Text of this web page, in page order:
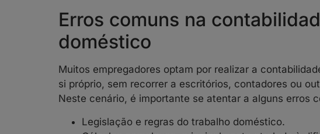
Erros comuns na
doméstico
Muitos empregadores optam por realizar a
si próprio, sem recorrer a escritórios, contadores ou
Neste cenário, é importante se atentar a alguns erros
Legislação e regras do trabalho doméstico.